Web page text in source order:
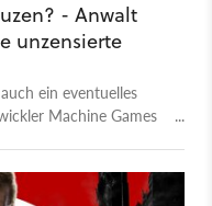
- Anwalt
unzensierte
ein eventuelles
Machine Games